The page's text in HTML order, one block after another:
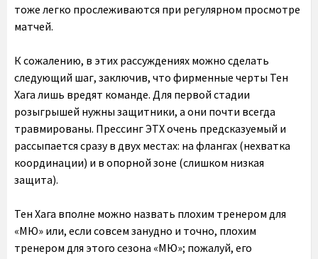
тоже легко прослеживаются при регулярном просмотре
матчей.
К сожалению, в этих рассуждениях можно сделать
следующий шаг, заключив, что фирменные черты Тен
Хага лишь вредят команде. Для первой стадии
розыгрышей нужны защитники, а они почти всегда
травмированы. Прессинг ЭТХ очень предсказуемый и
рассыпается сразу в двух местах: на флангах (нехватка
координации) и в опорной зоне (слишком низкая
защита).
Тен Хага вполне можно назвать плохим тренером для
«МЮ» или, если совсем занудно и точно, плохим
тренером для этого сезона «МЮ»; пожалуй, его